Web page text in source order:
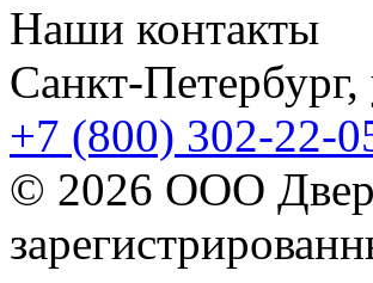
Наши контакты
Санкт-
+7 (800) 302-22-
© 2026 ООО